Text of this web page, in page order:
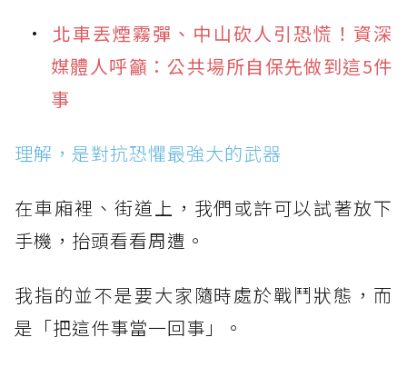
北車丟煙霧彈、中山砍人引恐慌！資深
媒體人呼籲：公共場所自保先做到這5件
事
理解，是對抗恐懼最強大的武器
在車廂裡、街道上，我們或許可以試著放下
手機，抬頭看看周遭。⠀⠀
我指的並不是要大家隨時處於戰鬥狀態，而
是「把這件事當一回事」。⠀⠀